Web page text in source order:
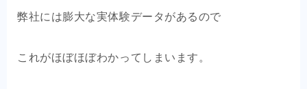
弊社には膨大な実体験データがあるので
これがほぼほぼわかってしまいます。